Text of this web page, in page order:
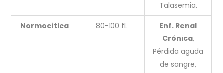
Talasemia.
Normocítica 80−100 fL
Enf. Renal
Crónica,
Pérdida aguda
de sangre,